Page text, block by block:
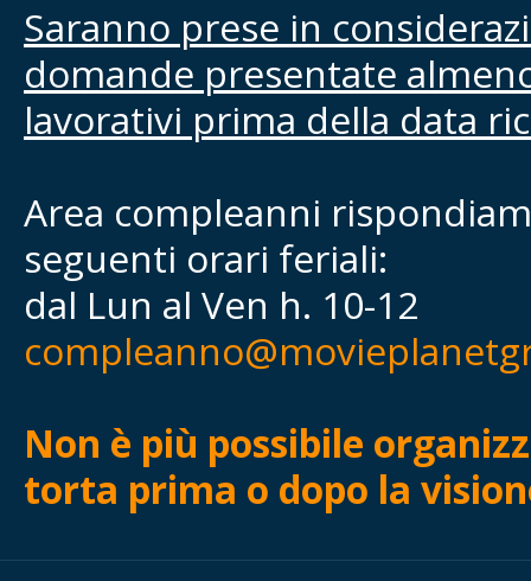
Saranno prese in
domande presentate
lavorativi prima della data
Area compleanni
seguenti orari feriali:
dal Lun al Ven h. 10-12
Non è più possibile
torta prima o dopo la